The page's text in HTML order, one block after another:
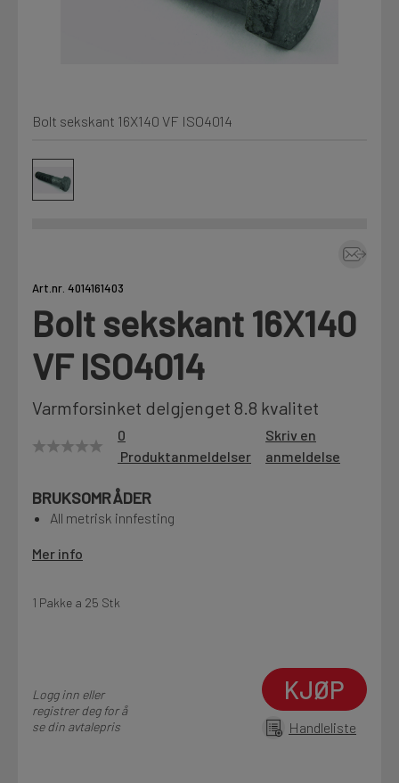
Kjemi, vindsperre og branntetting
Fag
Motek
Finn butikk
Kontakt og åpningstider
Kontakt
Kampanjer
Kvalitetsprodukter til ekstra gode priser
Prislister
Firmainformasjon
LOGG UT
Bolt sekskant 16X140 VF ISO4014
Art.nr. 4014161403
Bolt sekskant 16X140
VF ISO4014
Varmforsinket delgjenget 8.8 kvalitet
0
Produktanmeldelser
Skriv en
anmeldelse
BRUKSOMRÅDER
All metrisk innfesting
Mer info
1 Pakke a 25 Stk
Logg inn eller
registrer deg for å
se din avtalepris
KJØP
Handleliste